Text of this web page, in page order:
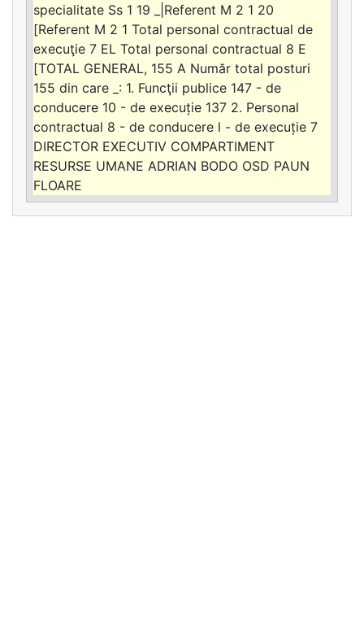
specialitate Ss 1 19 _|Referent M 2 1 20
[Referent M 2 1 Total personal contractual de
execuţie 7 EL Total personal contractual 8 E
[TOTAL GENERAL, 155 A Număr total posturi
155 din care _: 1. Funcţii publice 147 - de
conducere 10 - de execuție 137 2. Personal
contractual 8 - de conducere l - de execuție 7
DIRECTOR EXECUTIV COMPARTIMENT
RESURSE UMANE ADRIAN BODO OSD PAUN
FLOARE